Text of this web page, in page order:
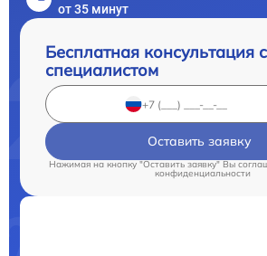
от 35 минут
Бесплатная консультация
специалистом
Оставить заявку
Нажимая на кнопку "Оставить заявку" Вы
конфиденциальности